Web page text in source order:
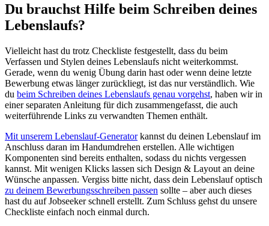
Du brauchst Hilfe beim Schreiben deines
Lebenslaufs?
Vielleicht hast du trotz Checkliste festgestellt, dass du beim
Verfassen und Stylen deines Lebenslaufs nicht weiterkommst.
Gerade, wenn du wenig Übung darin hast oder wenn deine letzte
Bewerbung etwas länger zurückliegt, ist das nur verständlich. Wie
du beim Schreiben deines Lebenslaufs genau vorgehst, haben wir in
einer separaten Anleitung für dich zusammengefasst, die auch
weiterführende Links zu verwandten Themen enthält.
Mit unserem Lebenslauf-Generatorkannst du deinen Lebenslauf im
Anschluss daran im Handumdrehen erstellen. Alle wichtigen
Komponenten sind bereits enthalten, sodass du nichts vergessen
kannst. Mit wenigen Klicks lassen sich Design & Layout an deine
Wünsche anpassen. Vergiss bitte nicht, dass dein Lebenslauf optisch
zu deinem Bewerbungsschreiben passen sollte – aber auch dieses
hast du auf Jobseeker schnell erstellt. Zum Schluss gehst du unsere
Checkliste einfach noch einmal durch.